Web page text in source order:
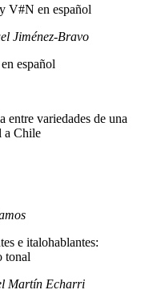
V#N en español
Jiménez-Bravo
español
entre variedades de una
a Chile
e italohablantes:
tonal
Martín Echarri